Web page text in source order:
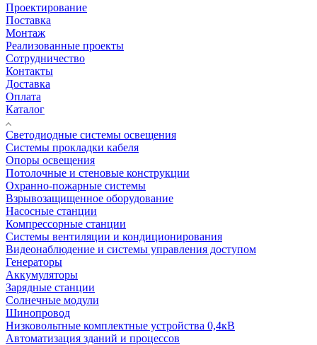
Проектирование
Поставка
Монтаж
Реализованные проекты
Сотрудничество
Контакты
Доставка
Оплата
Каталог
Светодиодные системы освещения
Системы прокладки кабеля
Опоры освещения
Потолочные и стеновые конструкции
Охранно-пожарные системы
Взрывозащищенное оборудование
Насосные станции
Компрессорные станции
Системы вентиляции и кондиционирования
Видеонаблюдение и системы управления доступом
Генераторы
Аккумуляторы
Зарядные станции
Солнечные модули
Шинопровод
Низковольтные комплектные устройства 0,4кВ
Автоматизация зданий и процессов